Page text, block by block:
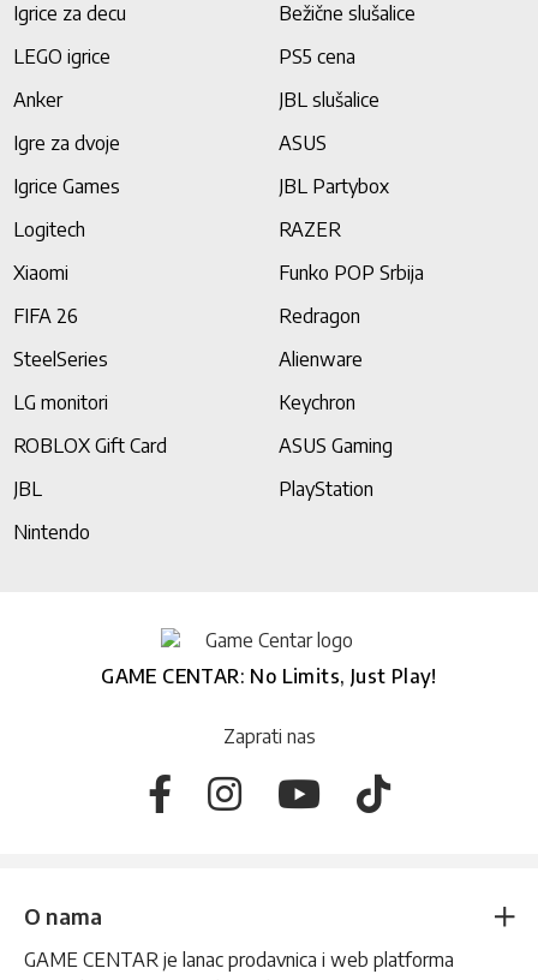
Igrice za decu
Bežične slušalice
LEGO igrice
PS5 cena
Anker
JBL slušalice
Igre za dvoje
ASUS
Igrice Games
JBL Partybox
Logitech
RAZER
Xiaomi
Funko POP Srbija
FIFA 26
Redragon
SteelSeries
Alienware
LG monitori
Keychron
ROBLOX Gift Card
ASUS Gaming
JBL
PlayStation
Nintendo
GAME CENTAR: No Limits, Just Play!
Zaprati nas
O nama
GAME CENTAR je lanac prodavnica i web platforma